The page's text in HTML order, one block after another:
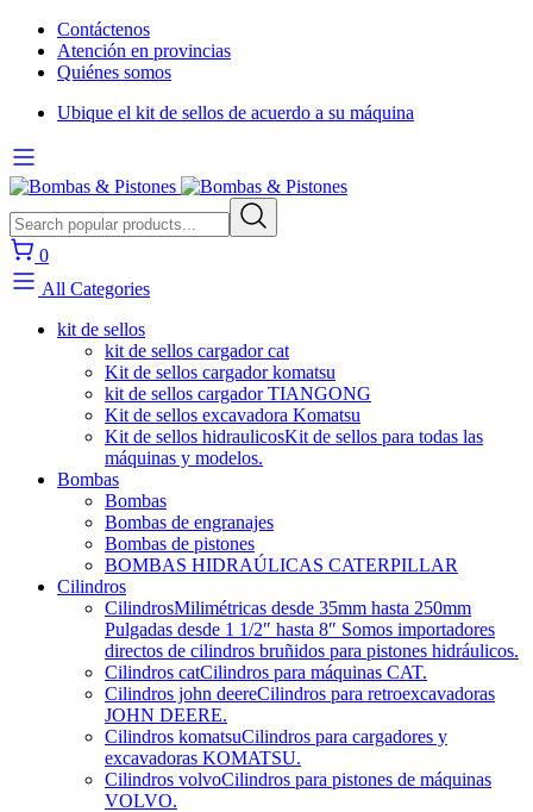
Contáctenos
Atención en provincias
Quiénes somos
Ubique el kit de sellos de acuerdo a su máquina
0
All Categories
kit de sellos
kit de sellos cargador cat
Kit de sellos cargador komatsu
kit de sellos cargador TIANGONG
Kit de sellos excavadora Komatsu
Kit de sellos hidraulicosKit de sellos para todas las
máquinas y modelos.
Bombas
Bombas
Bombas de engranajes
Bombas de pistones
BOMBAS HIDRAÚLICAS CATERPILLAR
Cilindros
CilindrosMilimétricas desde 35mm hasta 250mm
Pulgadas desde 1 1/2″ hasta 8″ Somos importadores
directos de cilindros bruñidos para pistones hidráulicos.
Cilindros catCilindros para máquinas CAT.
Cilindros john deereCilindros para retroexcavadoras
JOHN DEERE.
Cilindros komatsuCilindros para cargadores y
excavadoras KOMATSU.
Cilindros volvoCilindros para pistones de máquinas
VOLVO.